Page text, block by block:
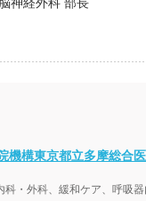
機構東京都立多摩総合
科・外科、緩和ケア、呼吸